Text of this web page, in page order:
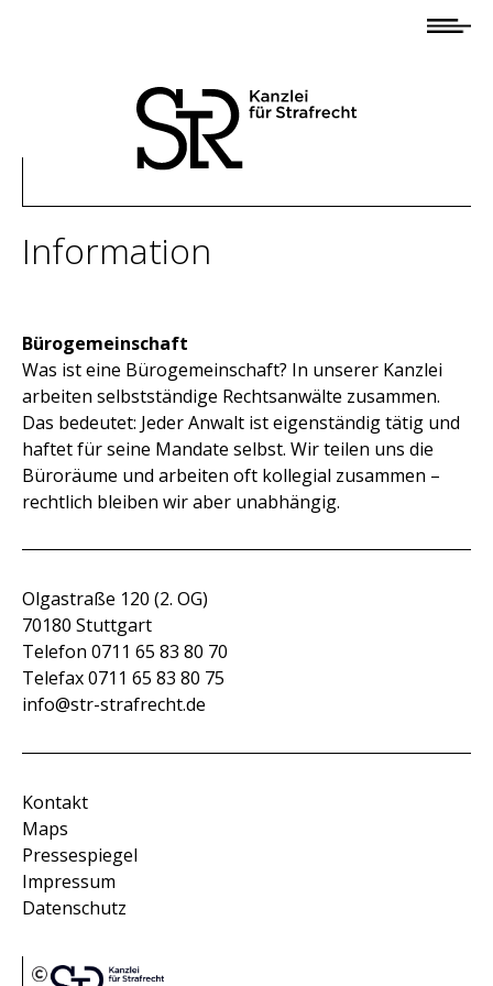
Andreas Baier
Mona Hammerschmidt
Information
Profil/Kompetenzen
Kontakt
Pressespiegel
Impressum
Datenschutz
Information
Bürogemeinschaft
Was ist eine Bürogemeinschaft? In unserer Kanzlei
arbeiten selbstständige Rechtsanwälte zusammen.
Das bedeutet: Jeder Anwalt ist eigenständig tätig und
haftet für seine Mandate selbst. Wir teilen uns die
Büroräume und arbeiten oft kollegial zusammen –
rechtlich bleiben wir aber unabhängig.
Olgastraße 120 (2. OG)
70180 Stuttgart
Telefon 0711 65 83 80 70
Telefax 0711 65 83 80 75
info@str-strafrecht.de
Kontakt
Maps
Pressespiegel
Impressum
Datenschutz